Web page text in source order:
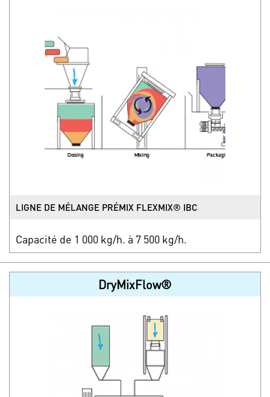
LIGNE DE MÉLANGE PRÉMIX FLEXMIX® IBC
Capacité de 1 000 kg/h. à 7 500 kg/h.
DryMixFlow®